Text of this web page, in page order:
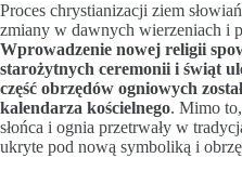
Proces chrystianizacji ziem
zmiany w dawnych wierzeniach i
Wprowadzenie nowej religii
starożytnych ceremonii i świąt
część obrzędów ogniowych
kalendarza kościelnego. Mimo
słońca i ognia przetrwały w
ukryte pod nową symboliką i